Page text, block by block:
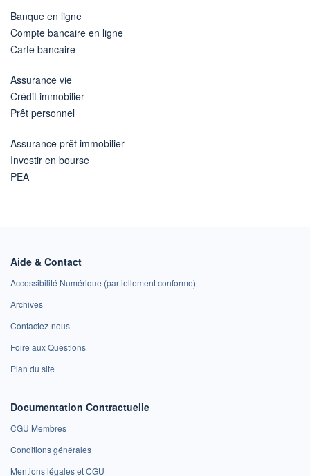
Banque en ligne
Compte bancaire en ligne
Carte bancaire
Assurance vie
Crédit immobilier
Prêt personnel
Assurance prêt immobilier
Investir en bourse
PEA
Aide & Contact
Accessibilité Numérique (partiellement conforme)
Archives
Contactez-nous
Foire aux Questions
Plan du site
Documentation Contractuelle
CGU Membres
Conditions générales
Mentions légales et CGU